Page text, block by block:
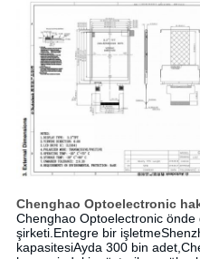
Chenghao Optoelectronic
Chenghao Optoelectronic
şirketi. Entegre bir işletme
kapasitesiAyda 300 bin adet,